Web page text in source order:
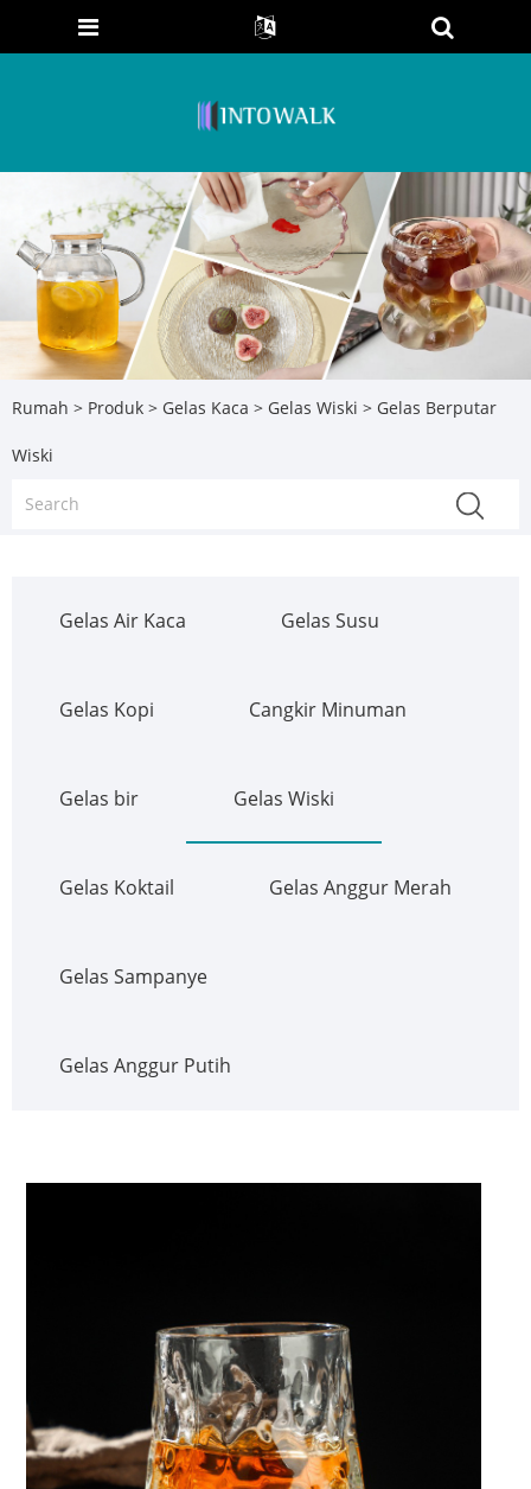
Rumah > Produk > Gelas Kaca > Gelas Wiski > Gelas Berputar
Wiski
Gelas Air Kaca Gelas Susu
Gelas Kopi Cangkir Minuman
Gelas bir Gelas Wiski
Gelas Koktail Gelas Anggur Merah
Gelas Sampanye
Gelas Anggur Putih